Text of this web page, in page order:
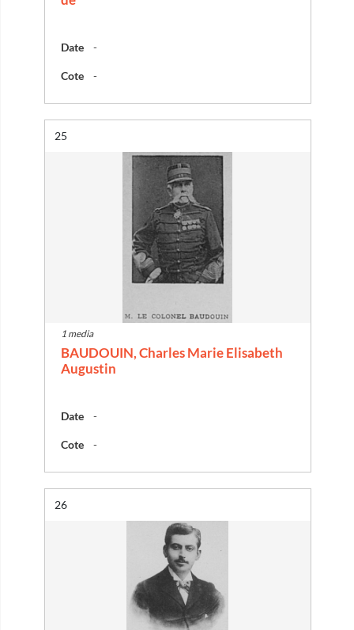
Date -
Cote -
Résultat n°
25
1 media
BAUDOUIN, Charles Marie Elisabeth
Augustin
Date -
Cote -
Résultat n°
26